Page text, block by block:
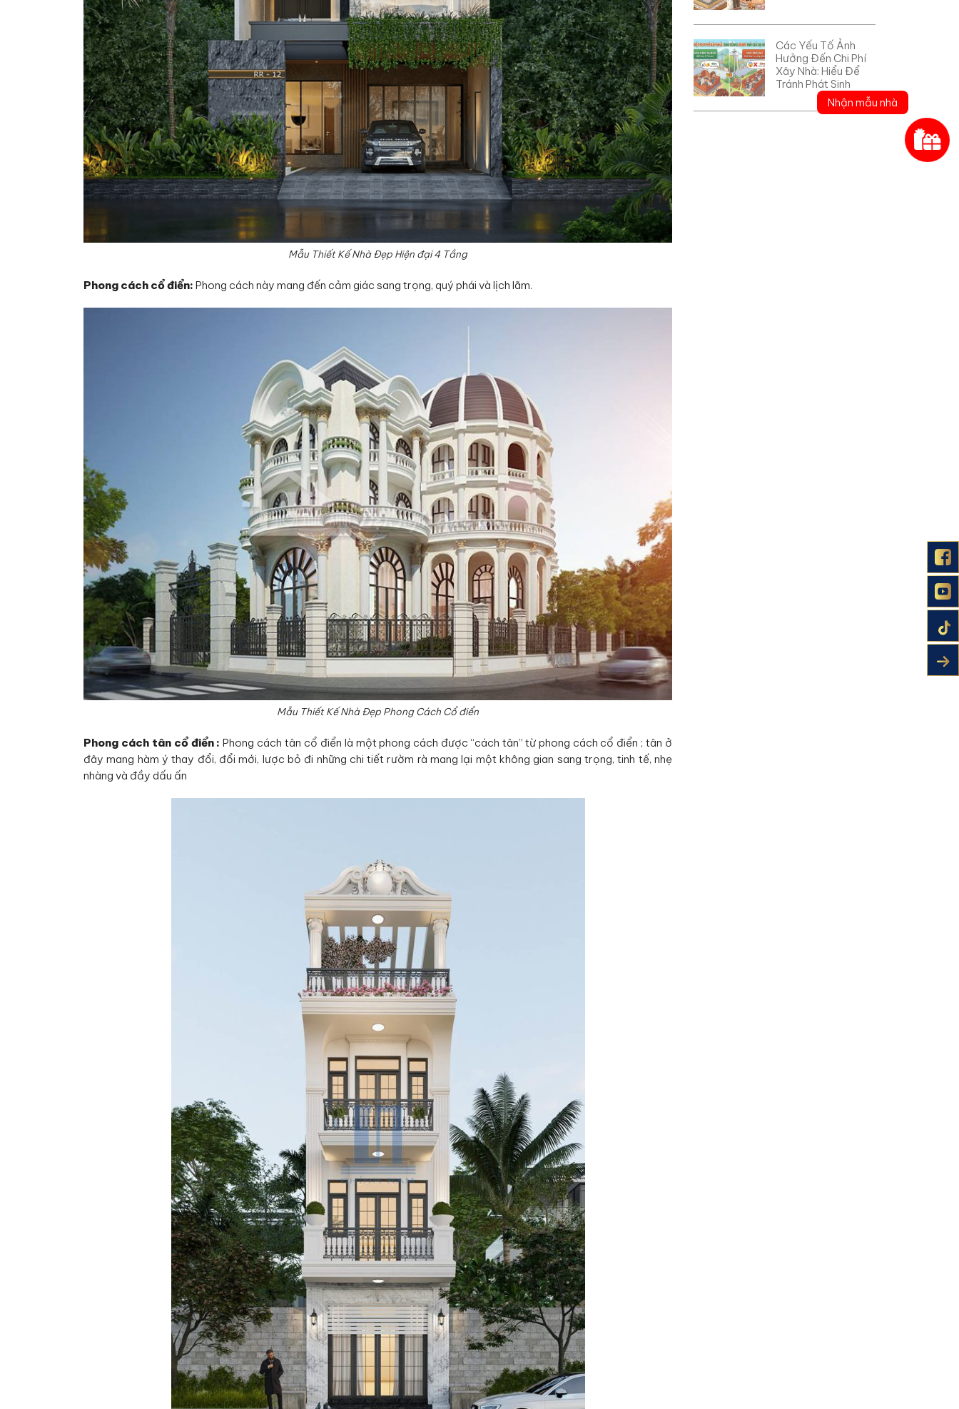
Nhận mẫu nhà
Mẫu Thiết Kế Nhà Đẹp Hiện đại 4 Tầng
Phong cách cổ điển: Phong cách này mang đến cảm giác sang trọng, quý phái và lịch lãm.
Mẫu Thiết Kế Nhà Đẹp Phong Cách Cổ điển
Phong cách tân cổ điển :Phong cách tân cổ điển là một phong cách được “cách tân” từ phong cách cổ điển ; tân ở
đây mang hàm ý thay đổi, đổi mới, lược bỏ đi những chi tiết rườm rà mang lại một không gian sang trọng, tinh tế, nhẹ
nhàng và đầy dấu ấn
Các Yếu Tố Ảnh
Hưởng Đến Chi Phí
Xây Nhà: Hiểu Để
Tránh Phát Sinh